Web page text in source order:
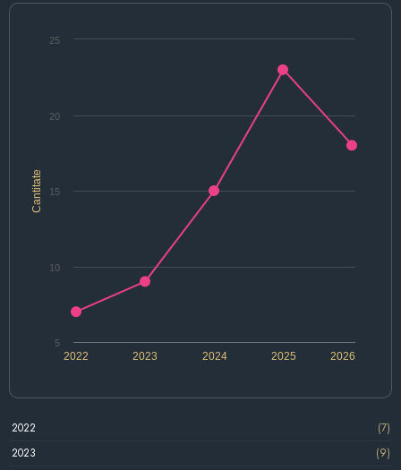
Cantitate
2022 2024 2026
2023 2025
5
10
15
20
25
2022
(7)
2023
(9)